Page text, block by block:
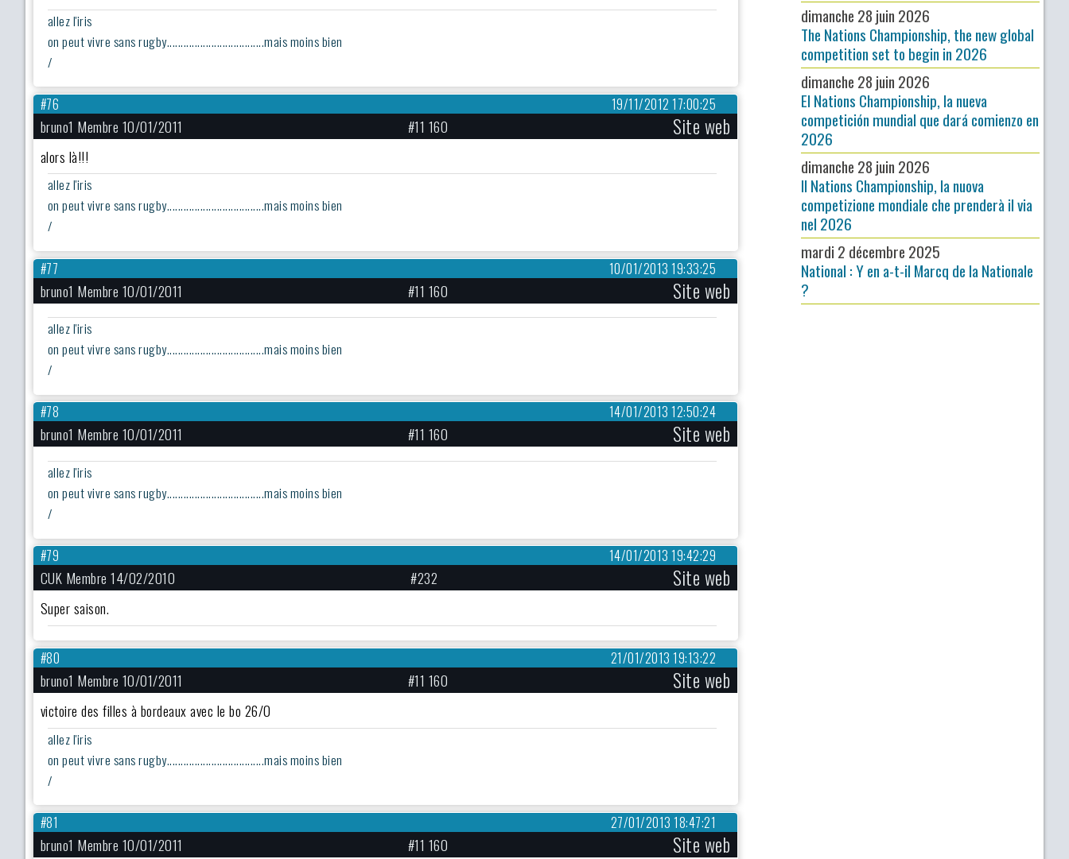
allez l'iris
on peut vivre sans rugby...................................mais moins bien
/
19/11/2012 17:00:25
#76
bruno1 Membre 10/01/2011 #11 160 Site web
alors là!!!
allez l'iris
on peut vivre sans rugby...................................mais moins bien
/
10/01/2013 19:33:25
#77
bruno1 Membre 10/01/2011 #11 160 Site web
allez l'iris
on peut vivre sans rugby...................................mais moins bien
/
14/01/2013 12:50:24
#78
bruno1 Membre 10/01/2011 #11 160 Site web
allez l'iris
on peut vivre sans rugby...................................mais moins bien
/
14/01/2013 19:42:29
#79
CUK Membre 14/02/2010 #232 Site web
Super saison.
21/01/2013 19:13:22
#80
bruno1 Membre 10/01/2011 #11 160 Site web
victoire des filles à bordeaux avec le bo 26/0
allez l'iris
on peut vivre sans rugby...................................mais moins bien
/
27/01/2013 18:47:21
#81
bruno1 Membre 10/01/2011 #11 160 Site web
dimanche 28 juin 2026
The Nations Championship, the new global
competition set to begin in 2026
dimanche 28 juin 2026
El Nations Championship, la nueva
competición mundial que dará comienzo en
2026
dimanche 28 juin 2026
Il Nations Championship, la nuova
competizione mondiale che prenderà il via
nel 2026
mardi 2 décembre 2025
National : Y en a-t-il Marcq de la Nationale
?